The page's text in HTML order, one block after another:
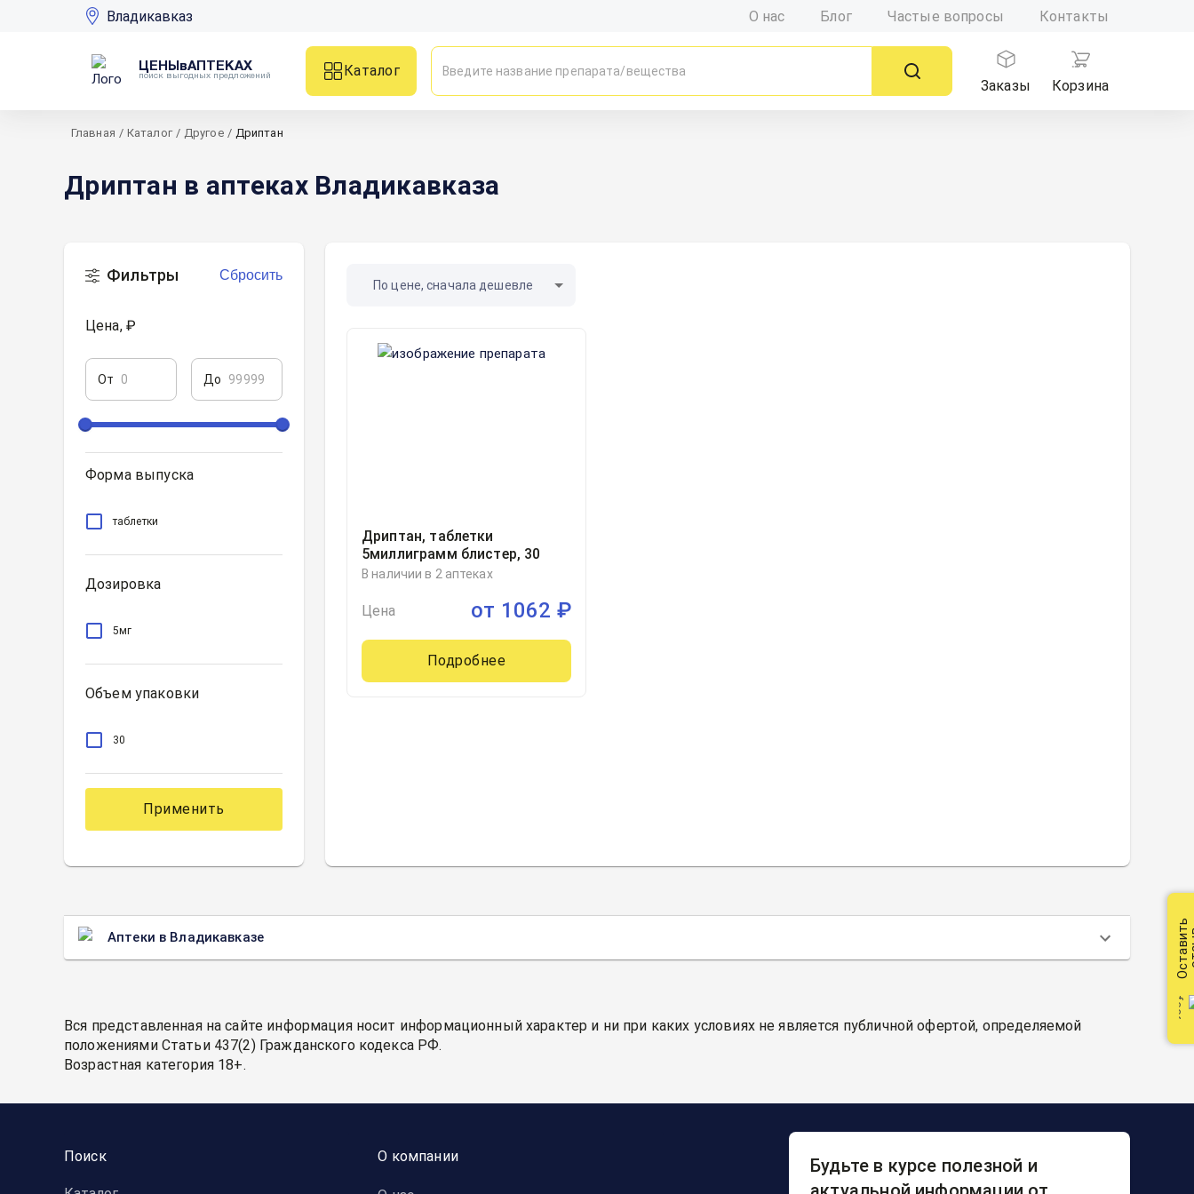
Владикавказ О нас Блог Частые вопросы Контакты
ЦЕНЫвАПТЕКАХ
поиск выгодных предложений
Каталог
Заказы
Корзина
Главная / Каталог / Другое / Дриптан
Дриптан в аптеках Владикавказа
Фильтры Сбросить
Цена, ₽
От До
Форма выпуска
таблетки
Дозировка
5мг
Объем упаковки
30
Применить
По цене, сначала дешевле
Дриптан, таблетки
5миллиграмм блистер, 30
В наличии в 2 аптеках
Цена от 1062 ₽
Подробнее
Аптеки в Владикавказе
Вся представленная на сайте информация носит информационный характер и ни при каких условиях не является публичной офертой, определяемой
положениями Статьи 437(2) Гражданского кодекса РФ.
Возрастная категория 18+.
Поиск О компании
Будьте в курсе полезной и
Оставить